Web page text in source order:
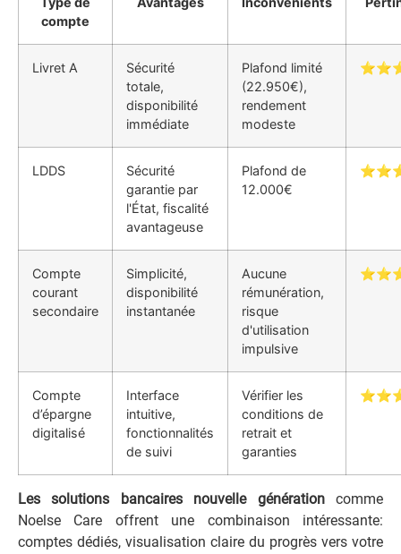
compte
Livret A
Sécurité
totale,
disponibilité
immédiate
Plafond limité
(22.950€),
rendement
modeste
LDDS
Sécurité
garantie par
l'État, fiscalité
avantageuse
Plafond de
12.000€
Compte
courant
secondaire
Simplicité,
disponibilité
instantanée
Aucune
rémunération,
risque
d'utilisation
impulsive
Compte
d’épargne
digitalisé
Interface
intuitive,
fonctionnalités
de suivi
Vérifier les
conditions de
retrait et
garanties
Les solutions bancaires nouvelle générationcomme
Noelse Care offrent une combinaison intéressante:
comptes dédiés, visualisation claire du progrès vers votre